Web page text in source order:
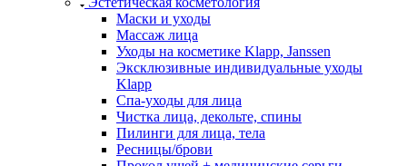
Маски и уходы
Массаж лица
Уходы на косметике Klapp, Janssen
Эксклюзивные индивидуальные уходы
Klapp
Спа-уходы для лица
Чистка лица, декольте, спины
Пилинги для лица, тела
Ресницы/брови